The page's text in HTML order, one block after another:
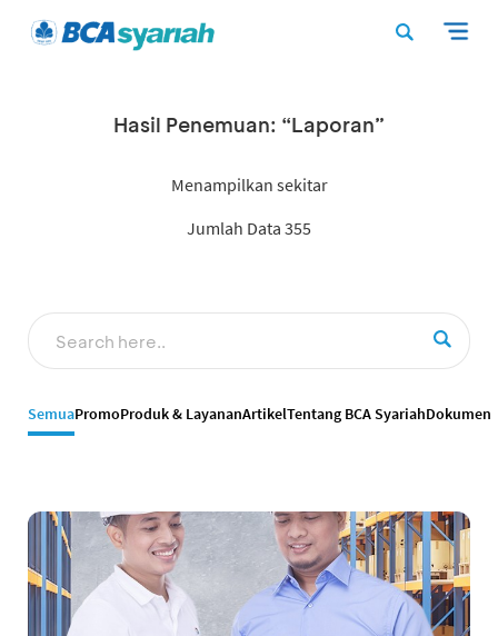
Hasil Penemuan: “Laporan”
Menampilkan sekitar
Jumlah Data 355
SemuaPromoProduk & LayananArtikelTentang BCA SyariahDokumen